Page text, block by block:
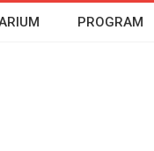
PROGRAM